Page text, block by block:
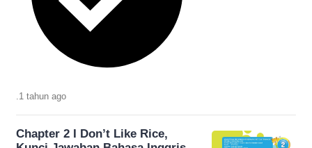
1 tahun ago
Chapter 2 I Don’t Like Rice,